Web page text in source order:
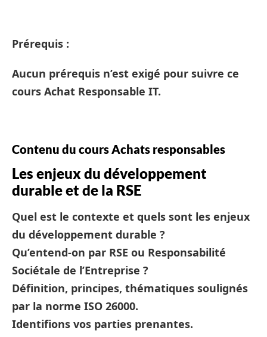
Prérequis :
Aucun prérequis n’est exigé pour suivre ce
cours Achat Responsable IT.
Contenu du cours Achats responsables
Les enjeux du développement
durable et de la RSE
Quel est le contexte et quels sont les enjeux
du développement durable ?
Qu’entend-on par RSE ou Responsabilité
Sociétale de l’Entreprise ?
Définition, principes, thématiques soulignés
par la norme ISO 26000.
Identifions vos parties prenantes.